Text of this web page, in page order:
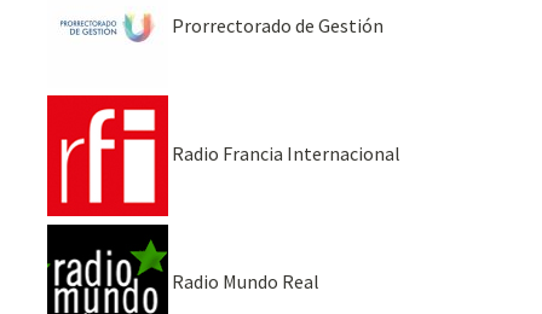
Prorrectorado de Gestión
Radio Francia Internacional
Radio Mundo Real